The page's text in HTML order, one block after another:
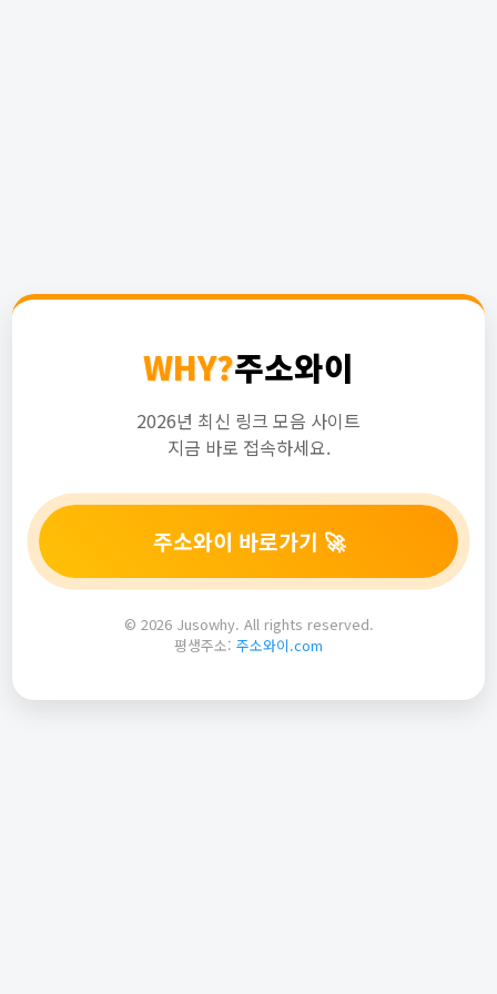
WHY?주소와이
2026년 최신 링크 모음 사이트
지금 바로 접속하세요.
주소와이 바로가기 🚀
© 2026 Jusowhy. All rights reserved.
평생주소: 주소와이.com